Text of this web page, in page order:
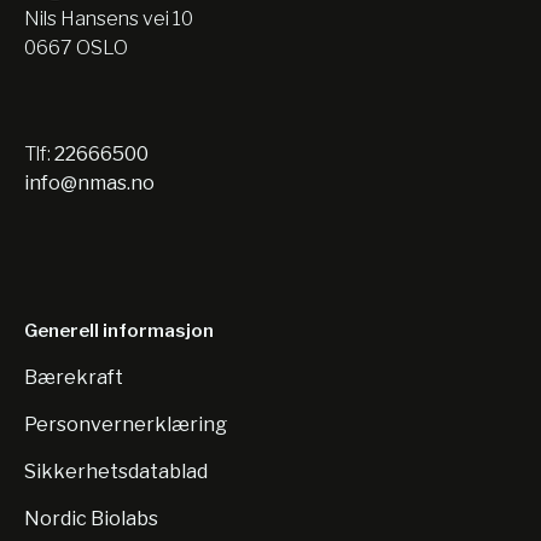
Nils Hansens vei 10
0667 OSLO
Tlf: 22666500
info@nmas.no
Generell informasjon
Bærekraft
Personvernerklæring
Sikkerhetsdatablad
Nordic Biolabs